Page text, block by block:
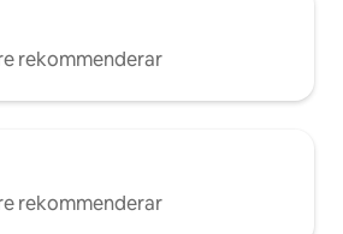
rekommenderar
rekommenderar